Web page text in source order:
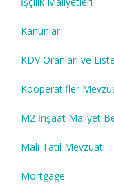
Kanunlar
KDV Oranları ve
Kooperatifler
M2 İnşaat Maliyet
Mali Tatil Mevzuatı
Mortgage